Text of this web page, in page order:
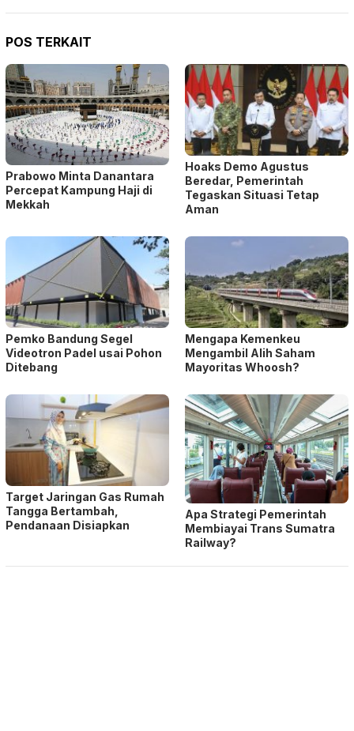
POS TERKAIT
Prabowo Minta Danantara
Percepat Kampung Haji di
Mekkah
Hoaks Demo Agustus
Beredar, Pemerintah
Tegaskan Situasi Tetap
Aman
Pemko Bandung Segel
Videotron Padel usai Pohon
Ditebang
Mengapa Kemenkeu
Mengambil Alih Saham
Mayoritas Whoosh?
Target Jaringan Gas Rumah
Tangga Bertambah,
Pendanaan Disiapkan
Apa Strategi Pemerintah
Membiayai Trans Sumatra
Railway?